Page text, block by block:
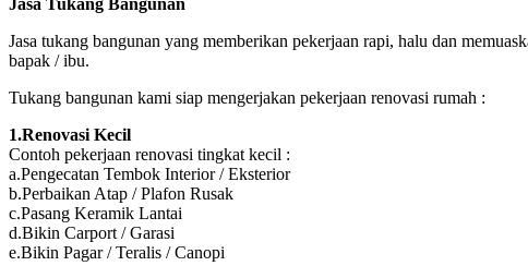
Jasa tukang bangunan yang memberikan pekerjaan rapi, halu dan
bapak / ibu.
Tukang bangunan kami siap mengerjakan pekerjaan renovasi rumah :
1.Renovasi Kecil
Contoh pekerjaan renovasi tingkat kecil :
a.Pengecatan Tembok Interior / Eksterior
b.Perbaikan Atap / Plafon Rusak
c.Pasang Keramik Lantai
d.Bikin Carport / Garasi
e.Bikin Pagar / Teralis / Canopi